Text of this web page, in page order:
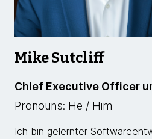
Mike Sutcliff
Chief Executive Officer
Pronouns: He / Him
Ich bin gelernter